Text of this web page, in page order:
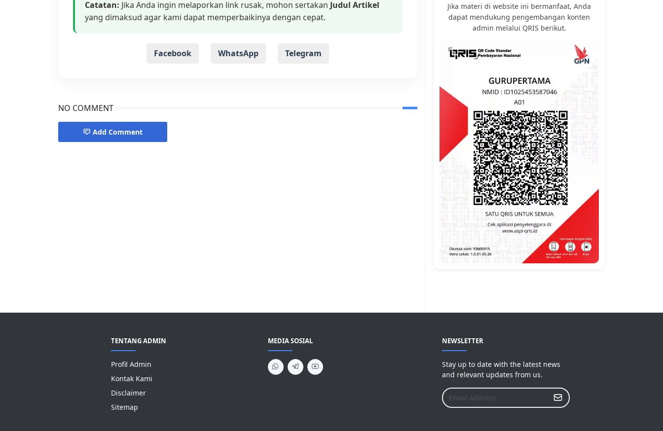
Catatan: Jika Anda ingin melaporkan link rusak, mohon sertakan Judul Artikel
yang dimaksud agar kami dapat memperbaikinya dengan cepat.
Facebook WhatsApp Telegram
NO COMMENT
Add Comment
Jika materi di website ini bermanfaat, Anda
dapat mendukung pengembangan konten
admin melalui QRIS berikut.
TENTANG ADMIN
Profil Admin
Kontak Kami
Disclaimer
Sitemap
MEDIA SOSIAL NEWSLETTER
Stay up to date with the latest news
and relevant updates from us.